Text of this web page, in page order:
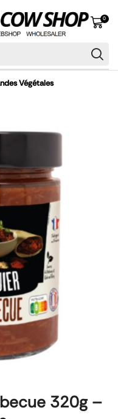
0
Végétales
320g –